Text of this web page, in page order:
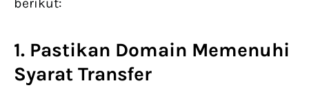
1. Pastikan Domain Memenuhi
Syarat Transfer